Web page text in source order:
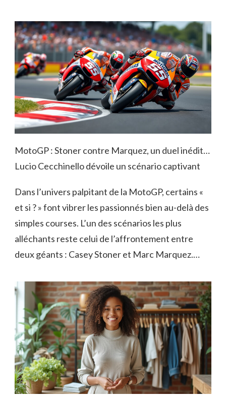
MotoGP : Stoner contre Marquez, un duel inédit…
Lucio Cecchinello dévoile un scénario captivant
Dans l’univers palpitant de la MotoGP, certains «
et si ? » font vibrer les passionnés bien au-delà des
simples courses. L’un des scénarios les plus
alléchants reste celui de l’affrontement entre
deux géants : Casey Stoner et Marc Marquez.…